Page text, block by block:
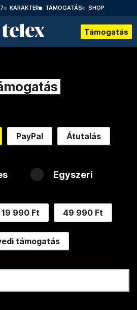
KARAKTER TÁMOGATÁS SHOP
Támogatás
PayPal Átutalás
Egyszeri
19 990 Ft 49 990 Ft
támogatás